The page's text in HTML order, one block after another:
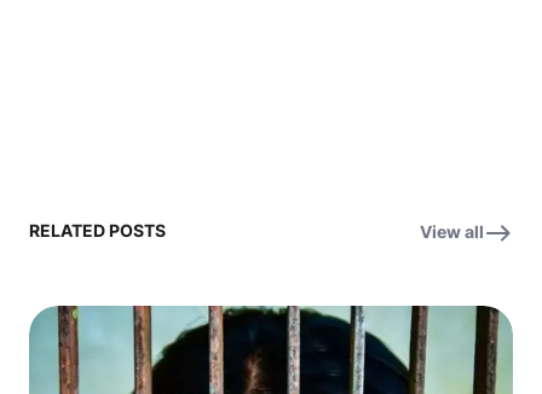
RELATED POSTS View all